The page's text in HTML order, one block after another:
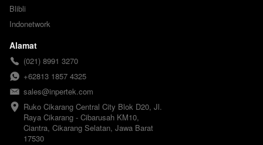
Blibli
Indonetwork
Alamat
(021) 8991 3270
+62813 1857 4325
sales@inpertek.com
Ruko Cikarang Central City Blok D20, Jl.
Raya Cikarang - Cibarusah KM10,
Ciantra, Cikarang Selatan, Jawa Barat
17530